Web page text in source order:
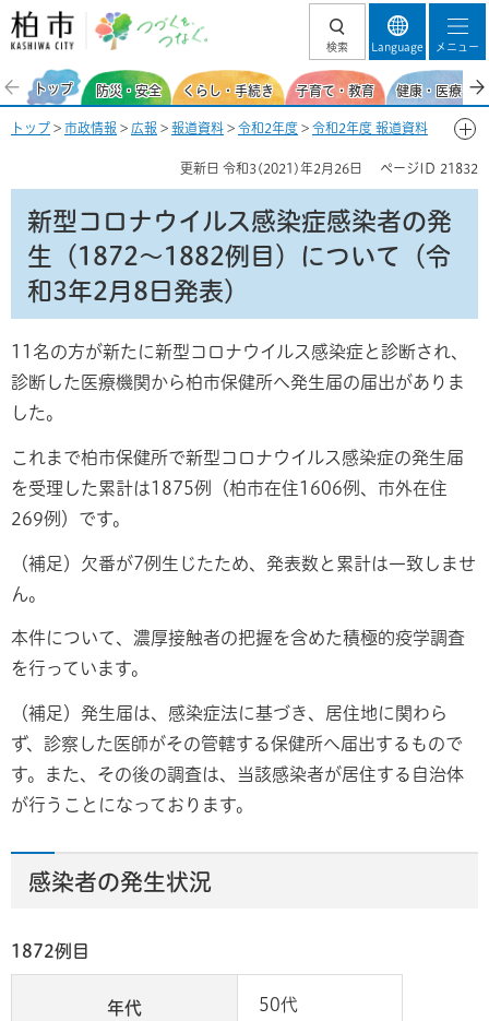
柏市 つづくを、
検索 Language メニュー
トップ 防災・安全 くらし・手続き 子育て・教育 健康・医療・
トップ > 市政情報 > 広報 > 報道資料 > 令和2年度 > 令和2年度 報道資料
染者の発生（1872～1882例目）について（令和3年2月8日発表）
更新日 令和3(2021)年2月26日 ページID 21832
新型コロナウイルス感染症感染者の発
生（1872～1882例目）について（令
和3年2月8日発表）
11名の方が新たに新型コロナウイルス感染症と診断され、
診断した医療機関から柏市保健所へ発生届の届出がありま
した。
これまで柏市保健所で新型コロナウイルス感染症の発生届
を受理した累計は1875例（柏市在住1606例、市外在住
269例）です。
（補足）欠番が7例生じたため、発表数と累計は一致しませ
ん。
本件について、濃厚接触者の把握を含めた積極的疫学調査
を行っています。
（補足）発生届は、感染症法に基づき、居住地に関わら
ず、診察した医師がその管轄する保健所へ届出するもので
す。また、その後の調査は、当該感染者が居住する自治体
が行うことになっております。
感染者の発生状況
1872例目
年代 50代